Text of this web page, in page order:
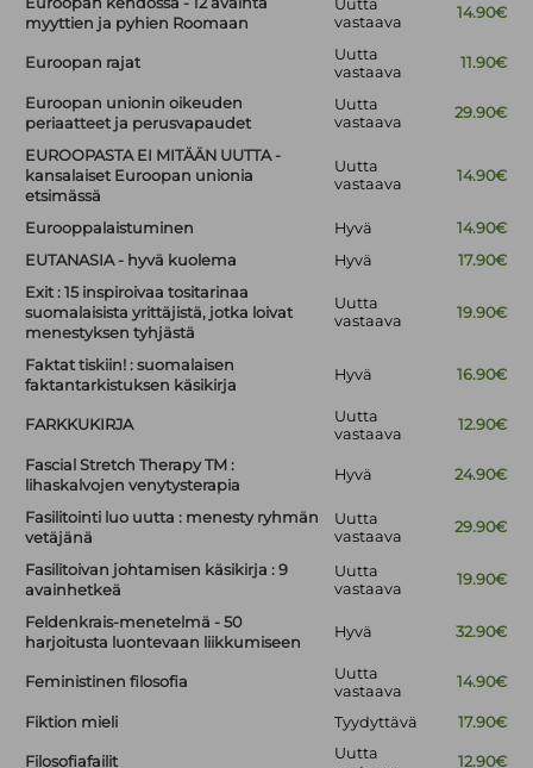
myyttien ja pyhien Roomaan
Uutta
vastaava
14.90€
Euroopan rajat
Uutta
vastaava
11.90€
Euroopan unionin oikeuden
periaatteet ja perusvapaudet
Uutta
vastaava
29.90€
EUROOPASTA EI MITÄÄN UUTTA -
kansalaiset Euroopan unionia
etsimässä
Uutta
vastaava
14.90€
Eurooppalaistuminen Hyvä
14.90€
EUTANASIA - hyvä kuolema
Hyvä
17.90€
Exit : 15 inspiroivaa tositarinaa
suomalaisista yrittäjistä, jotka loivat
menestyksen tyhjästä
Uutta
vastaava
19.90€
Faktat tiskiin! : suomalaisen
faktantarkistuksen käsikirja
Hyvä 16.90€
FARKKUKIRJA
Uutta
vastaava
12.90€
Fascial Stretch Therapy TM :
lihaskalvojen venytysterapia
Hyvä 24.90€
Fasilitointi luo uutta : menesty ryhmän
vetäjänä
Uutta
vastaava
29.90€
Fasilitoivan johtamisen käsikirja : 9
avainhetkeä
Uutta
vastaava
19.90€
Feldenkrais-menetelmä - 50
harjoitusta luontevaan liikkumiseen
Hyvä 32.90€
Feministinen filosofia
Uutta
vastaava
14.90€
Fiktion mieli Tyydyttävä 17.90€
Filosofiafailit
Uutta
12.90€